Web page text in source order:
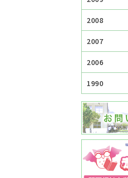
2008
2007
2006
1990